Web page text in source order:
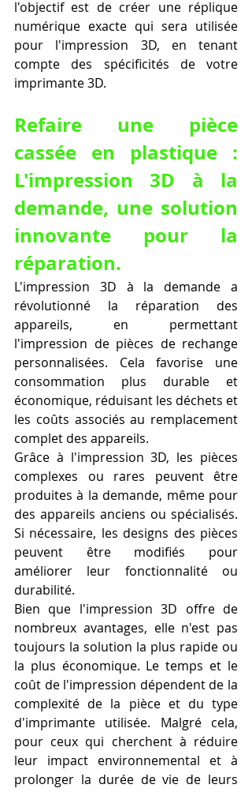
l'objectif est de créer une réplique
numérique exacte qui sera utilisée
pour l'impression 3D, en tenant
compte des spécificités de votre
imprimante 3D.
Refaire une pièce
cassée en plastique :
L'impression 3D à la
demande, une solution
innovante pour la
réparation.
L'impression 3D à la demande a
révolutionné la réparation des
appareils, en permettant
l'impression de pièces de rechange
personnalisées. Cela favorise une
consommation plus durable et
économique, réduisant les déchets et
les coûts associés au remplacement
complet des appareils.
Grâce à l'impression 3D, les pièces
complexes ou rares peuvent être
produites à la demande, même pour
des appareils anciens ou spécialisés.
Si nécessaire, les designs des pièces
peuvent être modifiés pour
améliorer leur fonctionnalité ou
durabilité.
Bien que l'impression 3D offre de
nombreux avantages, elle n'est pas
toujours la solution la plus rapide ou
la plus économique. Le temps et le
coût de l'impression dépendent de la
complexité de la pièce et du type
d'imprimante utilisée. Malgré cela,
pour ceux qui cherchent à réduire
leur impact environnemental et à
prolonger la durée de vie de leurs